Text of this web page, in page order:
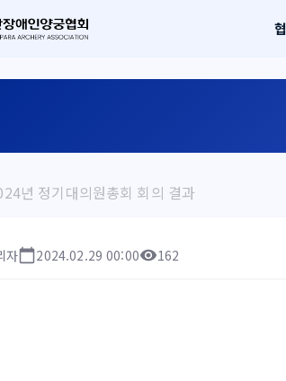
년 정기대의원총회 회의 결과
자 2024.02.29 00:00 162